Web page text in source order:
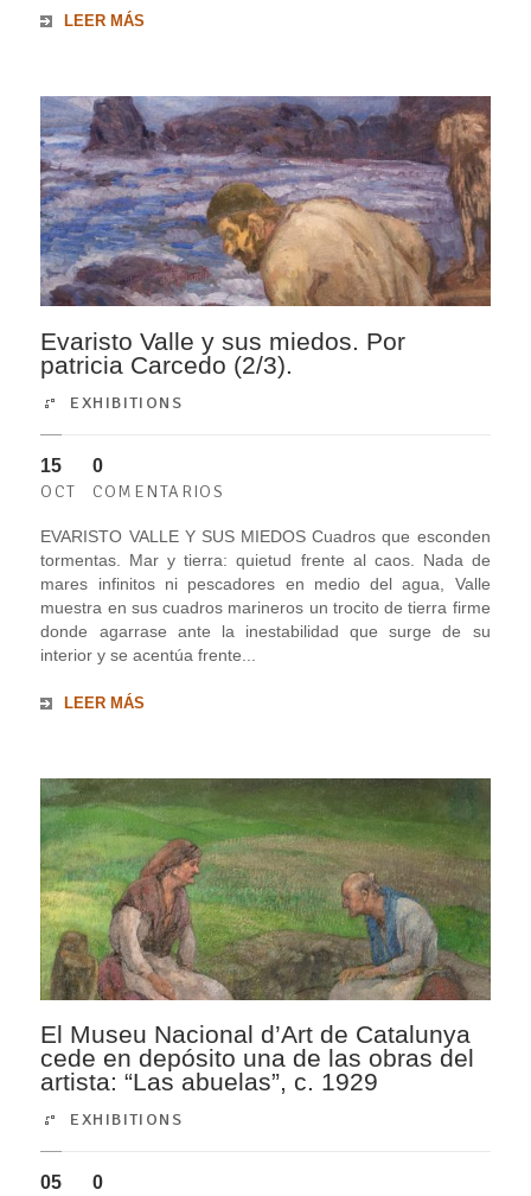
LEER MÁS
Evaristo Valle y sus miedos. Por
patricia Carcedo (2/3).
EXHIBITIONS
15
OCT
0
COMENTARIOS
EVARISTO VALLE Y SUS MIEDOS Cuadros que esconden
tormentas. Mar y tierra: quietud frente al caos. Nada de
mares infinitos ni pescadores en medio del agua, Valle
muestra en sus cuadros marineros un trocito de tierra firme
donde agarrase ante la inestabilidad que surge de su
interior y se acentúa frente...
LEER MÁS
El Museu Nacional d’Art de Catalunya
cede en depósito una de las obras del
artista: “Las abuelas”, c. 1929
EXHIBITIONS
05 0